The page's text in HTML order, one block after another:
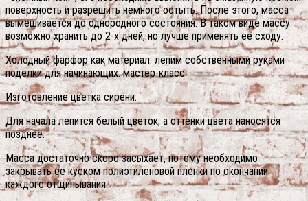
поверхность и разрешить немного остыть.После этого, масса
вымешивается до однородного состояния. В таком виде массу
возможно хранить до 2-х дней, но лучше применять ее сходу.
Холодный фарфор как материал: лепим собственными руками
поделки для начинающих: мастер-класс
Изготовление цветка сирени:
Для начала лепится белый цветок, а оттенки цвета наносятся
позднее.
Масса достаточно скоро засыхает, потому необходимо
закрывать ее куском полиэтиленовой пленки по окончании
каждого отщипывания.